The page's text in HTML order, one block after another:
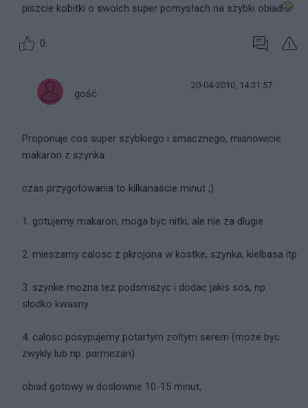
piszcie kobitki o swoich super pomysłach na szybki obiad
0
gość
20-04-2010, 14:31:57
Proponuje cos super szybkiego i smacznego, mianowicie
makaron z szynka.
czas przygotowania to kilkanascie minut ;)
1. gotujemy makaron, moga byc nitki, ale nie za dlugie.
2. mieszamy calosc z pkrojona w kostke, szynka, kielbasa itp
3. szynke mozna tez podsmazyc i dodac jakis sos, np.
slodko kwasny
4. calosc posypujemy potartym zoltym serem (moze byc
zwykly lub np. parmezan)
obiad gotowy w doslownie 10-15 minut,